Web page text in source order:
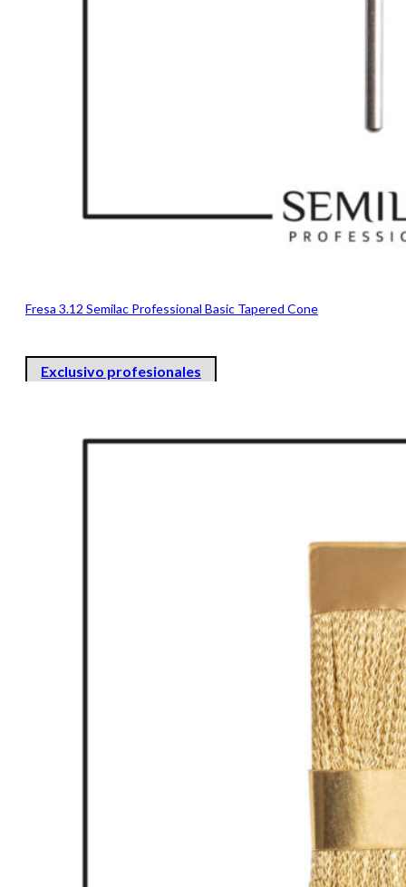
Fresa 3.12 Semilac Professional Basic Tapered Cone
Exclusivo profesionales